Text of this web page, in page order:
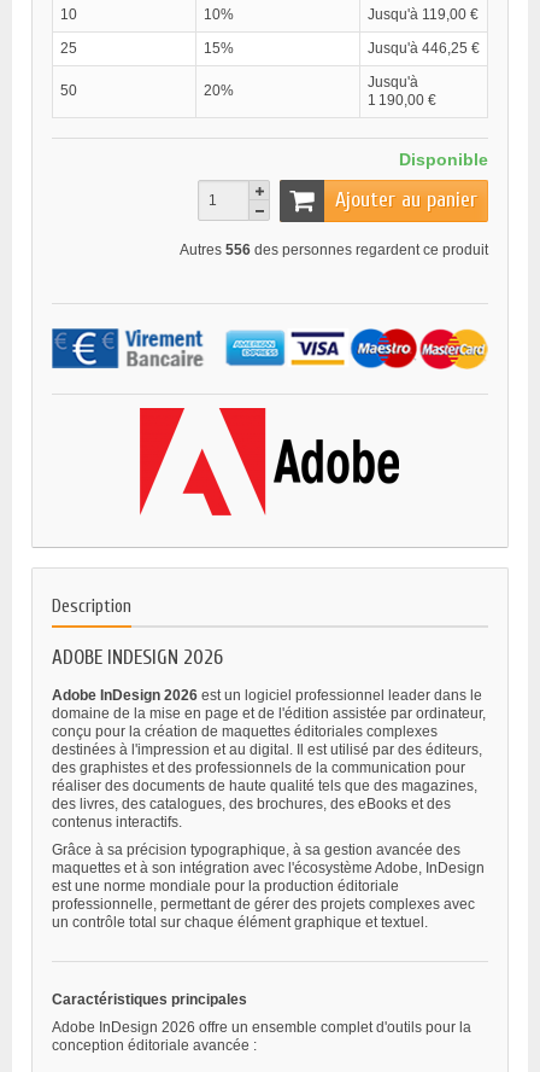
10
10%
Jusqu'à 119,00 €
25
15% Jusqu'à 446,25 €
50 20%
Jusqu'à
1 190,00 €
Disponible
Ajouter au panier
Autres 556 des personnes regardent ce produit
Description
ADOBE INDESIGN 2026
Adobe InDesign 2026 est un logiciel professionnel leader dans le
domaine de la mise en page et de l'édition assistée par ordinateur,
conçu pour la création de maquettes éditoriales complexes
destinées à l'impression et au digital. Il est utilisé par des éditeurs,
des graphistes et des professionnels de la communication pour
réaliser des documents de haute qualité tels que des magazines,
des livres, des catalogues, des brochures, des eBooks et des
contenus interactifs.
Grâce à sa précision typographique, à sa gestion avancée des
maquettes et à son intégration avec l'écosystème Adobe, InDesign
est une norme mondiale pour la production éditoriale
professionnelle, permettant de gérer des projets complexes avec
un contrôle total sur chaque élément graphique et textuel.
Caractéristiques principales
Adobe InDesign 2026 offre un ensemble complet d'outils pour la
conception éditoriale avancée :